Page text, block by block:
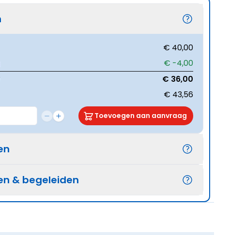
€ 40,00
€ -4,00
€ 36,00
€ 43,56
Toevoegen aan aanvraag
& begeleiden